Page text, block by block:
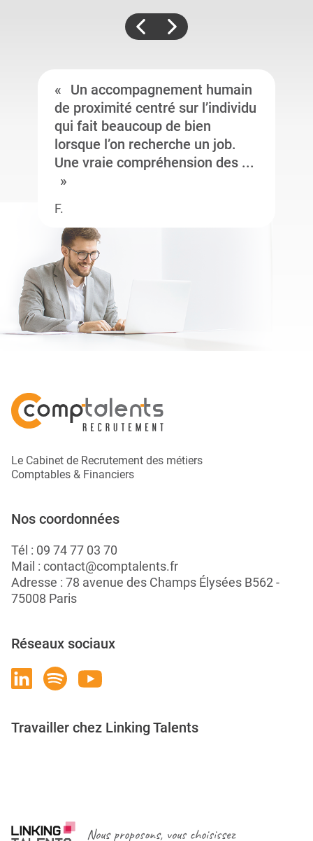
Un accompagnement humain
de proximité centré sur l’individu
qui fait beaucoup de bien
lorsque l’on recherche un job.
Une vraie compréhension des ...
F.
Le Cabinet de Recrutement des métiers
Comptables & Financiers
Nos coordonnées
Tél : 09 74 77 03 70
Mail : contact@comptalents.fr
Adresse : 78 avenue des Champs Élysées B562 -
75008 Paris
Réseaux sociaux
Travailler chez Linking Talents
Nous proposons, vous choisissez